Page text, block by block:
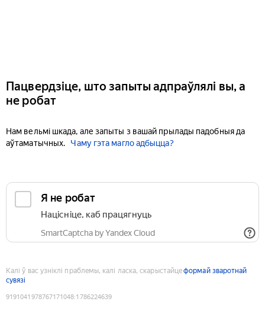
Пацвердзіце, што запыты адпраўлялі вы, а
не робат
Нам вельмі шкада, але запыты з вашай прылады падобныя да
аўтаматычных.
Чаму гэта магло адбыцца?
Я не робат
Націсніце, каб працягнуць
SmartCaptcha by Yandex Cloud
Калі ў вас узніклі праблемы, калі ласка, скарыстайцеформай зваротнай
сувязі
9191041978767171048:1786224639